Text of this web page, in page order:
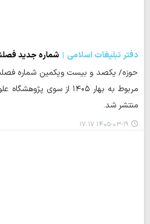
دفتر تبلیغات اسلامی
شماره جدید
حوزه/ یکصد و بیست ویکمین شماره
مربوط به بهار ۱۴۰۵ از سوی
منتشر شد.
۱۴۰۵-۰۳-۱۹ ۱۷:۱۷